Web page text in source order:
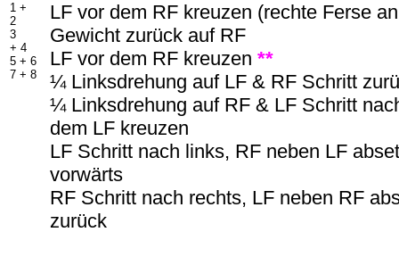
1 +
2
3
+ 4
5 + 6
7 + 8
LF vor dem RF kreuzen (rechte Ferse
Gewicht zurück auf RF
LF vor dem RF kreuzen **
¼ Linksdrehung auf LF & RF Schritt
¼ Linksdrehung auf RF & LF Schritt
dem LF kreuzen
LF Schritt nach links, RF neben LF
vorwärts
RF Schritt nach rechts, LF neben RF
zurück